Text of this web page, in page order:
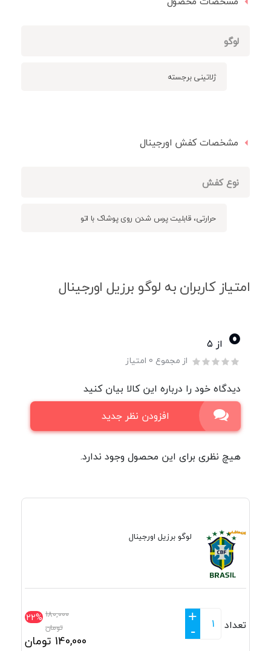
لوگو
ژلاتینی برجسته
مشخصات کفش اورجینال
نوع کفش
حرارتی، قابلیت پرس شدن روی پوشاک با اتو
امتیاز کاربران به لوگو برزیل اورجینال
0 از ۵
از مجموع 0 امتیاز
دیدگاه خود را درباره این کالا بیان کنید
افزودن نظر جدید
هیچ نظری برای این محصول وجود ندارد.
لوگو برزیل اورجینال
22% 180,000
تومان
140,000 تومان
تعداد
+
-